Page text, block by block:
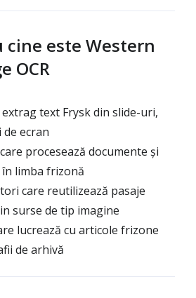
cine este Western
OCR
text Frysk din slide-uri,
ecran
procesează documente și
limba frizonă
care reutilizează pasaje
surse de tip imagine
lucrează cu articole frizone
de arhivă